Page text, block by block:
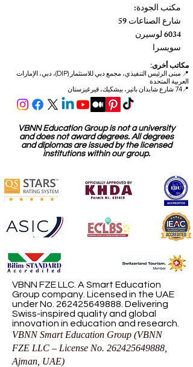
مكتب الجودة:
شارع الصناعات 59
6034 لوسيرن
سويسرا
مكاتب أخرى:
📍
مبنى الرئيس التنفيذي، مجمع دبي للاستثمار (DIP)، دبي، الإمارات
العربية المتحدة
📍74 شارع شابدان باتير، بيشكيك، قيرغيزستان
VBNN Education Group is not a university
and does not award degrees. All degrees
and diplomas are issued by the licensed
institutions within our group.
VBNN FZE LLC. A Smart Education
Group company. Licensed in the UAE
under No. 262425649888 . Delivering
Swiss-inspired quality and global
innovation in education and research.
VBNN Smart Education Group (VBNN
FZE LLC – License No. 262425649888
Ajman, UAE)